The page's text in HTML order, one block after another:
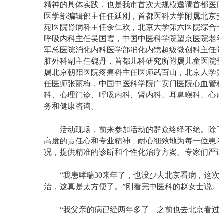
精神的具体实践，也是我市首次大规模邀请首都
医学部编辑部主任任延刚，首都医科大学附属北
苑医院肾病科主任余仁欢，北京大学第六医院综
呼吸内科主任吴国霞，中国中医科学院望京医院
军总医院消化内科医学部消化内镜超级微创科主
脏外科副主任魏丹，首都儿科研究所附属儿童医
属北京朝阳医院疼痛科主任医师武百山，北京大
任医师张丽梅，中国中医科学院广安门医院心血
科、心理门诊、呼吸内科、肾内科、耳鼻喉科、
务和健康咨询。
活动现场，前来参加活动的群众络绎不绝。除
高度的责任心和专业精神，耐心细致地为每一位
况，提供精准的诊断和个性化治疗方案。专家们
“我患哮喘30来年了，也没少去北京看病，这次
治，这真是太方便了。”刚看完中医科的赵女士说。
“我父亲的病已经两年多了，之前也去北京看过